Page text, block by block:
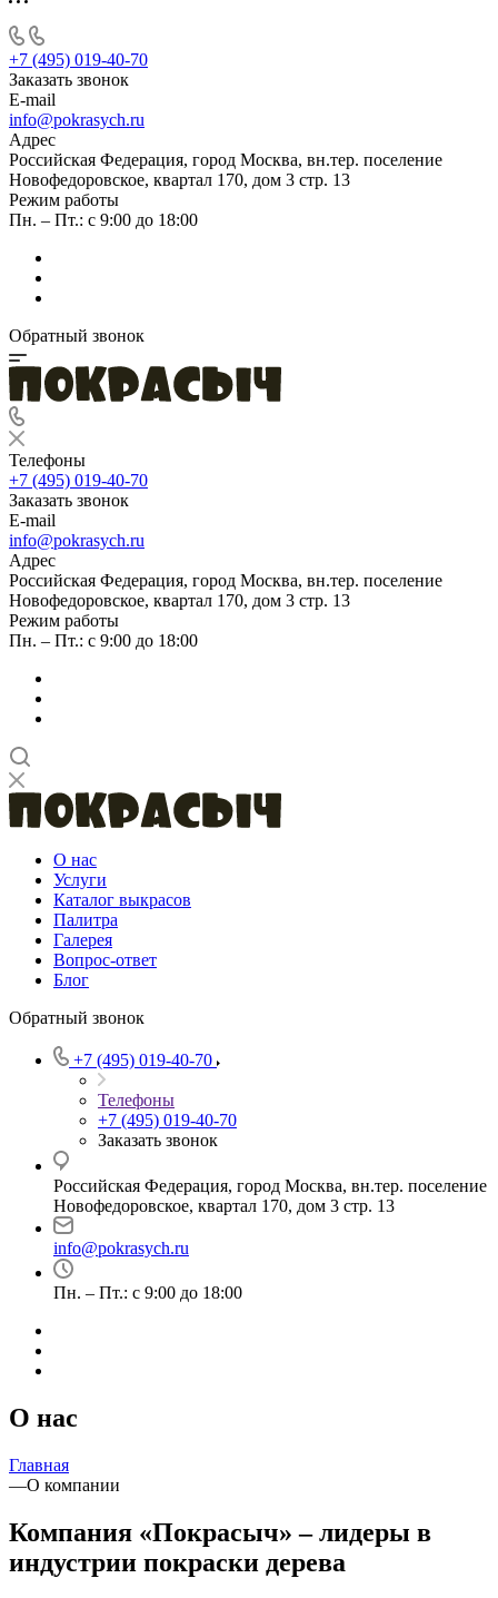
+7 (495) 019-40-70
Заказать звонок
E-mail
info@pokrasych.ru
Адрес
Российская Федерация, город Москва, вн.тер. поселение
Новофедоровское, квартал 170, дом 3 стр. 13
Режим работы
Пн. – Пт.: с 9:00 до 18:00
Обратный звонок
Телефоны
+7 (495) 019-40-70
Заказать звонок
E-mail
info@pokrasych.ru
Адрес
Российская Федерация, город Москва, вн.тер. поселение
Новофедоровское, квартал 170, дом 3 стр. 13
Режим работы
Пн. – Пт.: с 9:00 до 18:00
О нас
Услуги
Каталог выкрасов
Палитра
Галерея
Вопрос-ответ
Блог
Обратный звонок
+7 (495) 019-40-70
Телефоны
+7 (495) 019-40-70
Заказать звонок
Российская Федерация, город Москва, вн.тер. поселение
Новофедоровское, квартал 170, дом 3 стр. 13
info@pokrasych.ru
Пн. – Пт.: с 9:00 до 18:00
О нас
Главная
—О компании
Компания «Покрасыч» – лидеры в
индустрии покраски дерева